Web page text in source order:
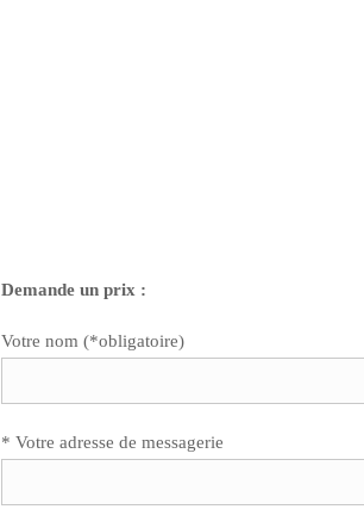
Demande un prix :
Votre nom (*obligatoire)
* Votre adresse de messagerie